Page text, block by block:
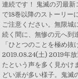
連続です！ 鬼滅の刃最
で18巻以降のストーリー
ご注意ください。無限城
続く間に、無惨の元へ到
「ひとつのことを極め
2019.08.24(土) 2019年
たという声を多く見かけ
どい派が多い様子。鬼滅